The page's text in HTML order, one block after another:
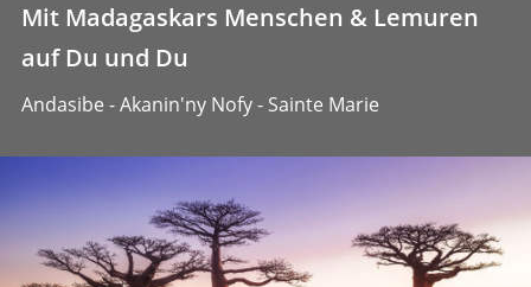
Mit Madagaskars Menschen & Lemuren
auf Du und Du
Andasibe - Akanin'ny Nofy - Sainte Marie